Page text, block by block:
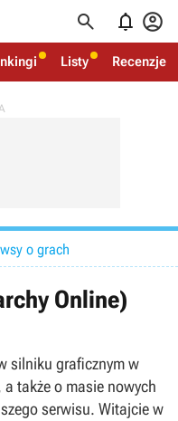
  
Listy Recenzje
o grach
Online)
silniku graficznym w
także o masie nowych
serwisu. Witajcie w